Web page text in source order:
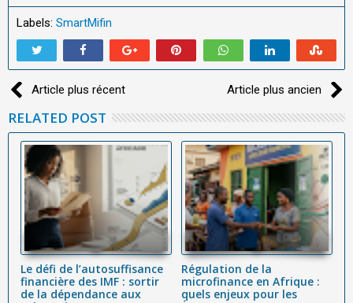
Labels: SmartMifin
Article plus récent Article plus ancien
RELATED POST
Le défi de l’autosuffisance
financière des IMF : sortir
de la dépendance aux
Régulation de la
microfinance en Afrique :
quels enjeux pour les